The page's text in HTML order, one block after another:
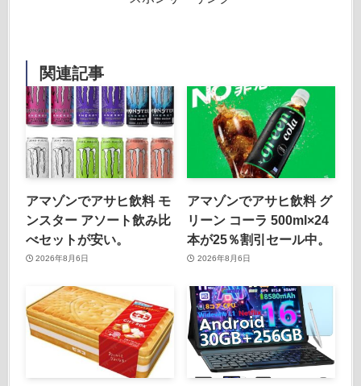
関連記事
アマゾンでアサヒ飲料 モ
ンスター アソート飲み比
べセットが安い。
2026年8月6日
アマゾンでアサヒ飲料 グ
リーン コーラ 500ml×24
本が25％割引セール中。
2026年8月6日